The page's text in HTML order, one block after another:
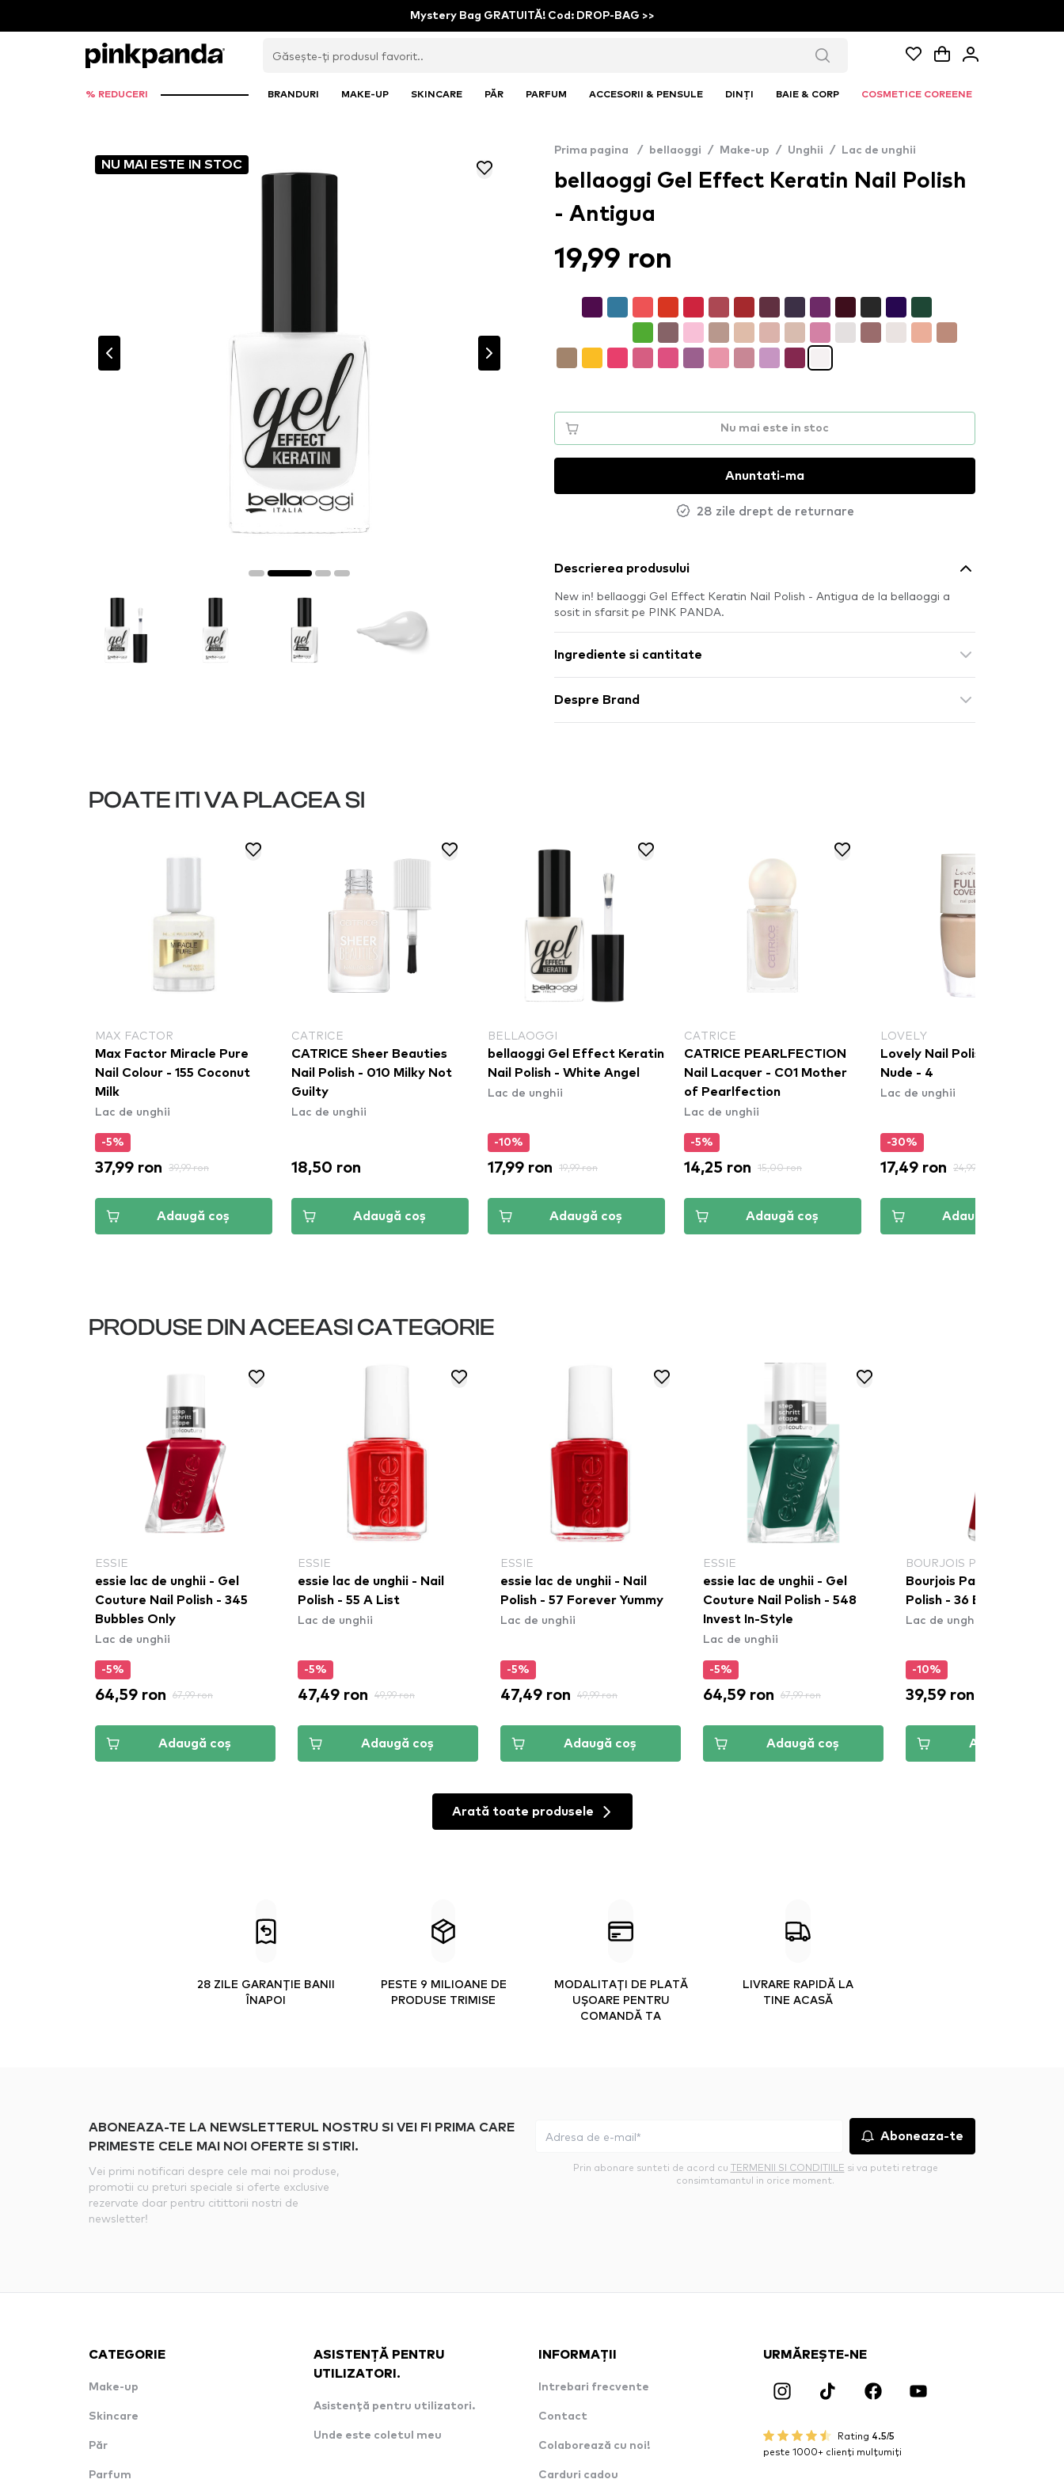
Mystery Bag GRATUITĂ! Cod: DROP-BAG >>
% REDUCERI BRANDURI MAKE-UP SKINCARE PĂR PARFUM ACCESORII & PENSULE DINȚI BAIE & CORP COSMETICE COREENE
NU MAI ESTE IN STOC
Prima pagina / bellaoggi / Make-up / Unghii / Lac de unghii
bellaoggi Gel Effect Keratin Nail Polish
- Antigua
19,99 ron
Nu mai este in stoc
Anuntati-ma
28 zile drept de returnare
Descrierea produsului
New in! bellaoggi Gel Effect Keratin Nail Polish - Antigua de la bellaoggi a
sosit in sfarsit pe PINK PANDA.
Ingrediente si cantitate
Despre Brand
POATE ITI VA PLACEA SI
MAX FACTOR
Max Factor Miracle Pure
Nail Colour - 155 Coconut
Milk
Lac de unghii
-5%
37,99 ron 39,99 ron
Adaugă coș
CATRICE
CATRICE Sheer Beauties
Nail Polish - 010 Milky Not
Guilty
Lac de unghii
18,50 ron
Adaugă coș
BELLAOGGI
bellaoggi Gel Effect Keratin
Nail Polish - White Angel
Lac de unghii
-10%
17,99 ron 19,99 ron
Adaugă coș
CATRICE
CATRICE PEARLFECTION
Nail Lacquer - C01 Mother
of Pearlfection
Lac de unghii
-5%
14,25 ron 15,00 ron
Adaugă coș
LOVELY
Lovely Nail Polish Full Cover
Nude - 4
Lac de unghii
-30%
17,49 ron 24,99 ron
Adaugă coș
PRODUSE DIN ACEEASI CATEGORIE
ESSIE
essie lac de unghii - Gel
Couture Nail Polish - 345
Bubbles Only
Lac de unghii
-5%
64,59 ron 67,99 ron
Adaugă coș
ESSIE
essie lac de unghii - Nail
Polish - 55 A List
Lac de unghii
-5%
47,49 ron 49,99 ron
Adaugă coș
ESSIE
essie lac de unghii - Nail
Polish - 57 Forever Yummy
Lac de unghii
-5%
47,49 ron 49,99 ron
Adaugă coș
ESSIE
essie lac de unghii - Gel
Couture Nail Polish - 548
Invest In-Style
Lac de unghii
-5%
64,59 ron 67,99 ron
Adaugă coș
BOURJOIS PARIS
Bourjois Paris 1 Seconde
Polish - 36 Betty´Amo
Lac de unghii
-10%
39,59 ron
Adaugă coș
Arată toate produsele
28 ZILE GARANȚIE BANII
ÎNAPOI
PESTE 9 MILIOANE DE
PRODUSE TRIMISE
MODALITAȚI DE PLATĂ
UȘOARE PENTRU
COMANDĂ TA
LIVRARE RAPIDĂ LA
TINE ACASĂ
ABONEAZA-TE LA NEWSLETTERUL NOSTRU SI VEI FI PRIMA CARE
PRIMESTE CELE MAI NOI OFERTE SI STIRI.
Vei primi notificari despre cele mai noi produse,
promotii cu preturi speciale si oferte exclusive
rezervate doar pentru citittorii nostri de
newsletter!
Aboneaza-te
Prin abonare sunteti de acord cu TERMENII SI CONDITIILE si va puteti retrage
consimtamantul in orice moment.
CATEGORIE
Make-up
Skincare
Păr
Parfum
ASISTENȚĂ PENTRU
UTILIZATORI.
Asistență pentru utilizatori.
Unde este coletul meu
INFORMAȚII
Intrebari frecvente
Contact
Colaborează cu noi!
Carduri cadou
URMĂREȘTE-NE
Rating 4.5/5
peste 1000+ clienți mulțumiți